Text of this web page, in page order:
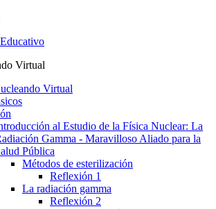
Virtual
Virtual
al Estudio de la Física Nuclear: La
Gamma - Maravilloso Aliado para la
Pública
Métodos de esterilización
Reflexión 1
La radiación gamma
Reflexión 2